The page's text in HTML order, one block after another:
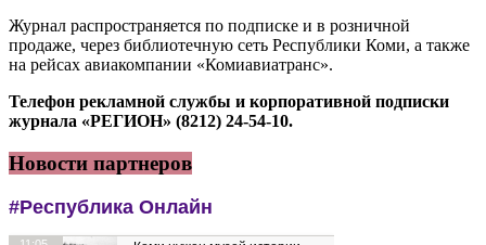
Журнал распространяется по подписке и в розничной
продаже, через библиотечную сеть Республики Коми, а также
на рейсах авиакомпании «Комиавиатранс».
Телефон рекламной службы и корпоративной подписки
журнала «РЕГИОН» (8212) 24-54-10.
Новости партнеров